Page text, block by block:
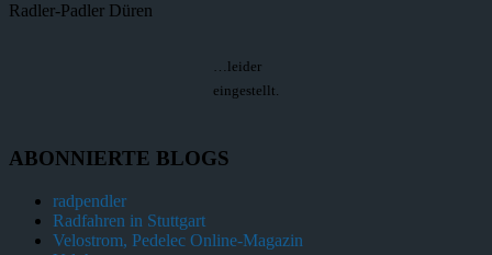
Radler-Padler Düren
…leider
eingestellt.
ABONNIERTE BLOGS
radpendler
Radfahren in Stuttgart
Velostrom, Pedelec Online-Magazin